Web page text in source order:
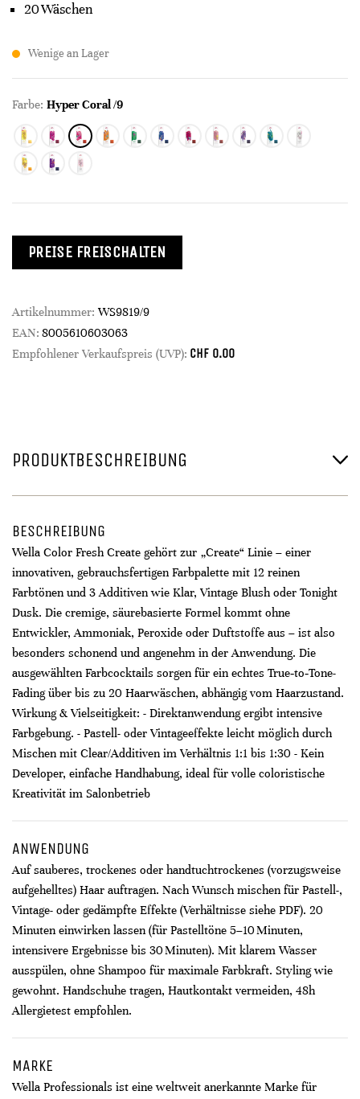
20 Wäschen
Wenige an Lager
Farbe: Hyper Coral /9
PREISE FREISCHALTEN
Artikelnummer: WS9819/9
EAN: 8005610603063
Empfohlener Verkaufspreis (UVP): CHF 0.00
PRODUKTBESCHREIBUNG
BESCHREIBUNG
Wella Color Fresh Create gehört zur „Create“ Linie – einer
innovativen, gebrauchsfertigen Farbpalette mit 12 reinen
Farbtönen und 3 Additiven wie Klar, Vintage Blush oder Tonight
Dusk. Die cremige, säurebasierte Formel kommt ohne
Entwickler, Ammoniak, Peroxide oder Duftstoffe aus – ist also
besonders schonend und angenehm in der Anwendung. Die
ausgewählten Farbcocktails sorgen für ein echtes True‑to‑Tone-
Fading über bis zu 20 Haarwäschen, abhängig vom Haarzustand.
Wirkung & Vielseitigkeit: - Direktanwendung ergibt intensive
Farbgebung. - Pastell- oder Vintageeffekte leicht möglich durch
Mischen mit Clear/Additiven im Verhältnis 1:1 bis 1:30 - Kein
Developer, einfache Handhabung, ideal für volle coloristische
Kreativität im Salonbetrieb
ANWENDUNG
Auf sauberes, trockenes oder handtuchtrockenes (vorzugsweise
aufgehelltes) Haar auftragen. Nach Wunsch mischen für Pastell-,
Vintage- oder gedämpfte Effekte (Verhältnisse siehe PDF). 20
Minuten einwirken lassen (für Pastelltöne 5–10 Minuten,
intensivere Ergebnisse bis 30 Minuten). Mit klarem Wasser
ausspülen, ohne Shampoo für maximale Farbkraft. Styling wie
gewohnt. Handschuhe tragen, Hautkontakt vermeiden, 48h
Allergietest empfohlen.
MARKE
Wella Professionals ist eine weltweit anerkannte Marke für